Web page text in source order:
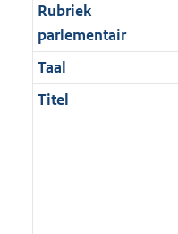
Rubriek
parlementair
Taal
Titel